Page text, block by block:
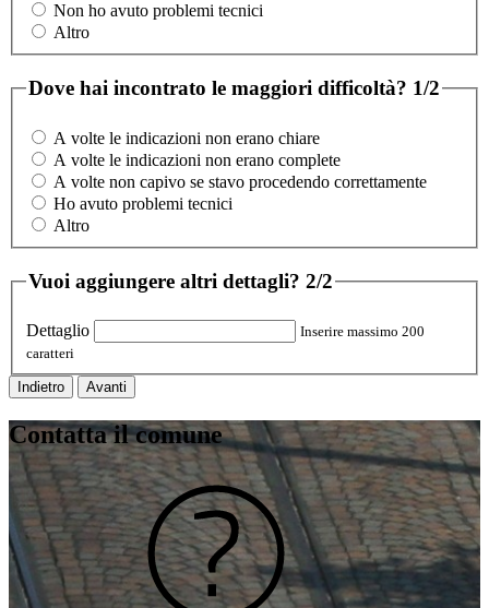
Non ho avuto problemi tecnici
Altro
Dove hai incontrato le maggiori difficoltà? 1/2
A volte le indicazioni non erano chiare
A volte le indicazioni non erano complete
A volte non capivo se stavo procedendo correttamente
Ho avuto problemi tecnici
Altro
Vuoi aggiungere altri dettagli? 2/2
Dettaglio
Inserire massimo 200
caratteri
Indietro Avanti
Contatta il comune